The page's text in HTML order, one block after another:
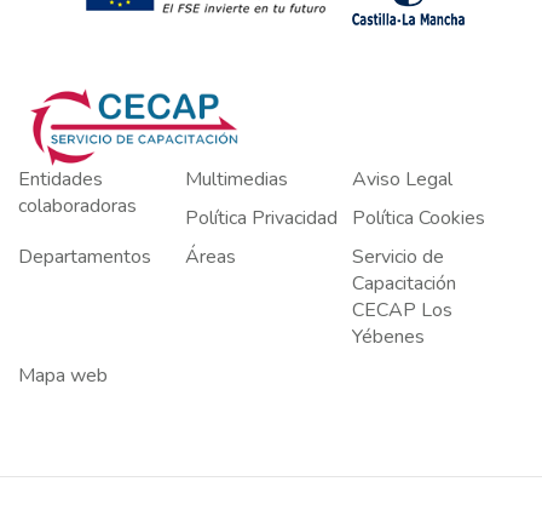
Entidades
colaboradoras
Multimedias
Aviso Legal
Política Privacidad
Política Cookies
Departamentos
Áreas
Servicio de
Capacitación
CECAP Los
Yébenes
Mapa web